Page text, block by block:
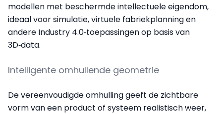
modellen met beschermde intellectuele eigendom,
ideaal voor simulatie, virtuele fabriekplanning en
andere Industry 4.0‑toepassingen op basis van
3D‑data.
Intelligente omhullende geometrie
De vereenvoudigde omhulling geeft de zichtbare
vorm van een product of systeem realistisch weer,